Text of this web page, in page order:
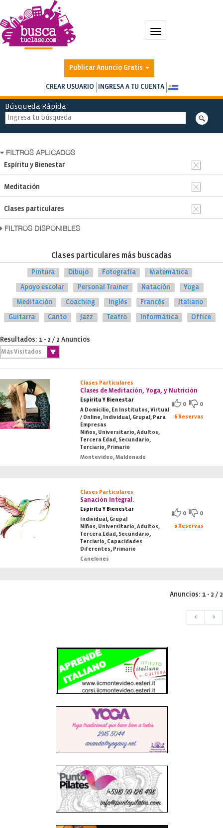
Toggle
navigation
Publicar Anuncio Gratis
CREAR USUARIO INGRESA A TU CUENTA
Búsqueda Rápida
FILTROS APLICADOS
Espíritu y Bienestar
Meditación
Clases particulares
FILTROS DISPONIBLES
Clases particulares más buscadas
Pintura Dibujo Fotografía Matemática
Apoyo escolar Personal Trainer Natación Yoga
Meditación Coaching Inglés Francés Italiano
Guitarra Canto Jazz Teatro Informática Office
Resultados: 1 - 2 / 2 Anuncios
Clases Particulares
Clases de Meditación, Yoga, y Nutrición
Espíritu Y Bienestar
A Domicilio, En Institutos, Virtual
/ Online, Individual, Grupal, Para
Empresas
Niños, Universitario, Adultos,
Tercera Edad, Secundario,
Terciario, Primario
Montevideo, Maldonado
0 0
6 Reservas
Clases Particulares
Sanación Integral.
Espíritu Y Bienestar
Individual, Grupal
Niños, Universitario, Adultos,
Tercera Edad, Secundario,
Terciario, Capacidades
Diferentes, Primario
Canelones
0 0
0 Reservas
Anuncios: 1 - 2 / 2
< >